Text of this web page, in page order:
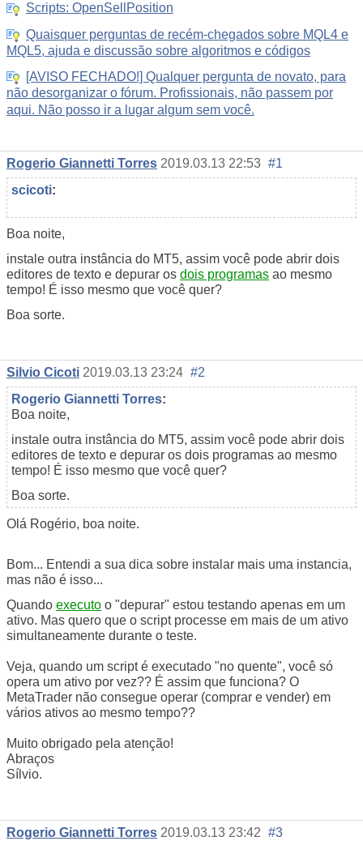
Scripts: OpenSellPosition
Quaisquer perguntas de recém-chegados sobre MQL4 e
MQL5, ajuda e discussão sobre algoritmos e códigos
[AVISO FECHADO!] Qualquer pergunta de novato, para
não desorganizar o fórum. Profissionais, não passem por
aqui. Não posso ir a lugar algum sem você.
Rogerio Giannetti Torres 2019.03.13 22:53 #1
scicoti:
Boa noite,
instale outra instância do MT5, assim você pode abrir dois
editores de texto e depurar os dois programas ao mesmo
tempo! É isso mesmo que você quer?
Boa sorte.
Silvio Cicoti 2019.03.13 23:24 #2
Rogerio Giannetti Torres:
Boa noite,
instale outra instância do MT5, assim você pode abrir dois
editores de texto e depurar os dois programas ao mesmo
tempo! É isso mesmo que você quer?
Boa sorte.
Olá Rogério, boa noite.
Bom... Entendi a sua dica sobre instalar mais uma instancia,
mas não é isso...
Quando executo o "depurar" estou testando apenas em um
ativo. Mas quero que o script processe em mais de um ativo
simultaneamente durante o teste.
Veja, quando um script é executado "no quente", você só
opera um ativo por vez?? É assim que funciona? O
MetaTrader não consegue operar (comprar e vender) em
vários ativos ao mesmo tempo??
Muito obrigado pela atenção!
Abraços
Sílvio.
Rogerio Giannetti Torres 2019.03.13 23:42 #3